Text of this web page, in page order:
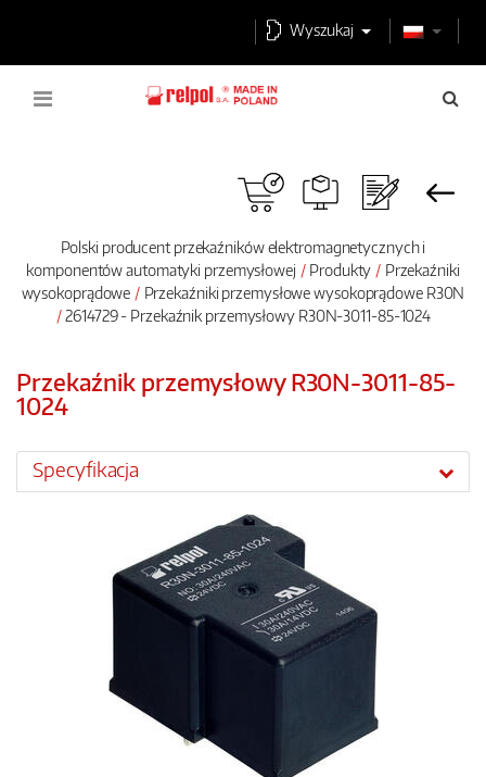
Wyszukaj
Polski producent przekaźników elektromagnetycznych i
komponentów automatyki przemysłowej
Produkty
Przekaźniki
wysokoprądowe
Przekaźniki przemysłowe wysokoprądowe R30N
2614729 - Przekaźnik przemysłowy R30N-3011-85-1024
Przekaźnik przemysłowy R30N-3011-85-
1024
Specyfikacja